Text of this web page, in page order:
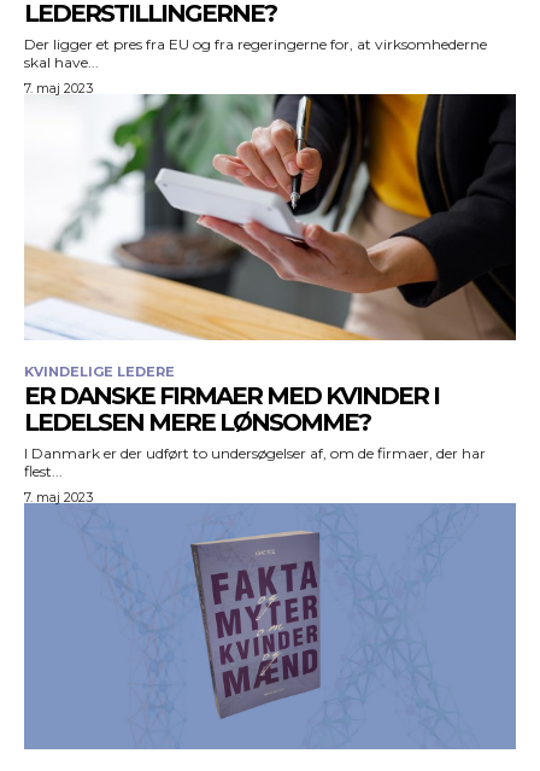
LEDERSTILLINGERNE?
Der ligger et pres fra EU og fra regeringerne for, at virksomhederne
skal have...
7. maj 2023
KVINDELIGE LEDERE
ER DANSKE FIRMAER MED KVINDER I
LEDELSEN MERE LØNSOMME?
I Danmark er der udført to undersøgelser af, om de firmaer, der har
flest...
7. maj 2023